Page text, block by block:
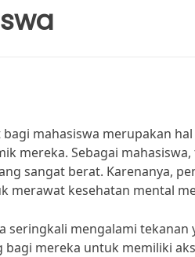
mahasiswa merupakan
mereka. Sebagai
sangat berat. Karenanya,
merawat kesehatan mental
seringkali mengalami tekanan
mereka untuk memiliki